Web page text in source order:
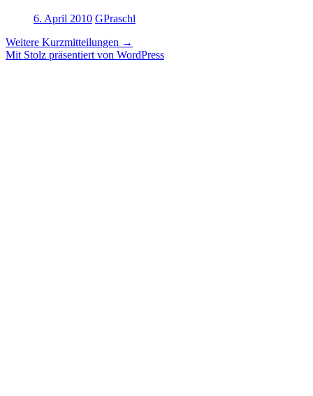
6. April 2010 GPraschl
Weitere Kurzmitteilungen →
Mit Stolz präsentiert von WordPress